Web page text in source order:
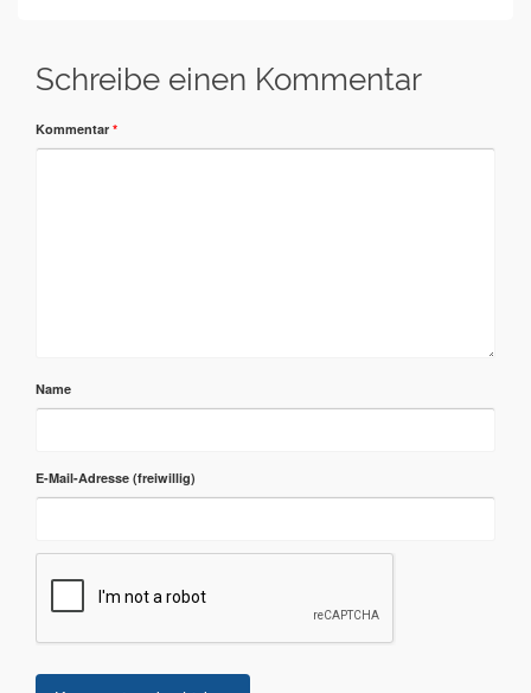
Schreibe einen Kommentar
Kommentar *
Name
E-Mail-Adresse